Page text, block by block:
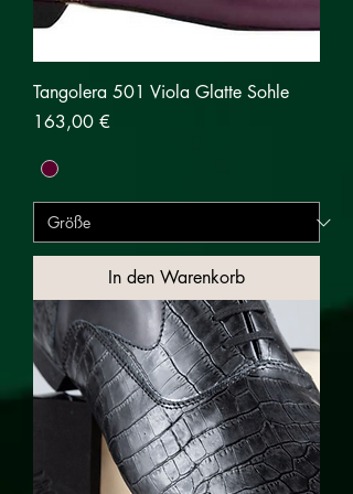
Tangolera 501 Viola Glatte Sohle
Preis
163,00 €
In den Warenkorb